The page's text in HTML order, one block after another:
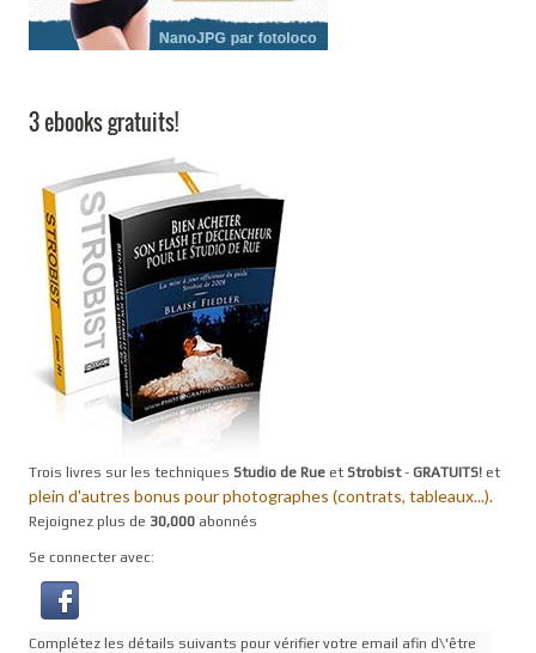
3 ebooks gratuits!
Trois livres sur les techniques Studio de Rue et Strobist- GRATUITS! et
plein d'autres bonus pour photographes (contrats, tableaux...).
Rejoignez plus de 30,000 abonnés
Se connecter avec:
Complétez les détails suivants pour vérifier votre email afin d\'être